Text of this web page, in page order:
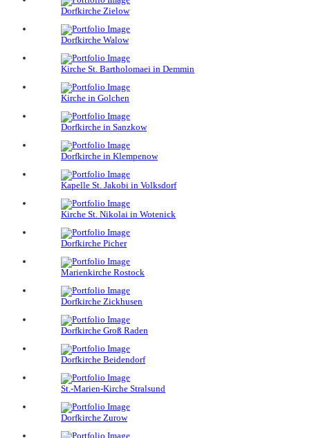
Dorfkirche Zielow
Dorfkirche Walow
Kirche St. Bartholomaei in Demmin
Kirche in Golchen
Dorfkirche in Sanzkow
Dorfkirche in Klempenow
Kapelle St. Jakobi in Volksdorf
Kirche St. Nikolai in Wotenick
Dorfkirche Picher
Marienkirche Rostock
Dorfkirche Zickhusen
Dorfkirche Groß Raden
Dorfkirche Beidendorf
St.-Marien-Kirche Stralsund
Dorfkirche Zurow